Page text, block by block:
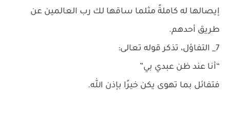
إيصالها له كاملةً مثلما ساقها لك رب العالمين عن
طريق أحدهم.
7_ التفاؤل، تذكر قوله تعالى:
“أنا عند ظن عبدي بي”
فتفائل بما تهوى يكن خيرًا بإذن الله.